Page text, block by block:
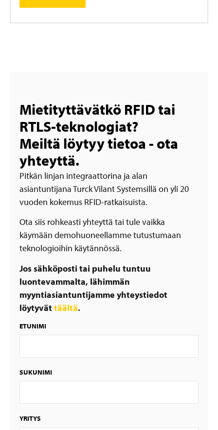
Mietityttävätkö RFID tai
RTLS-teknologiat?
Meiltä löytyy tietoa - ota
yhteyttä.
Pitkän linjan integraattorina ja alan
asiantuntijana Turck Vilant Systemsillä on yli 20
vuoden kokemus RFID-ratkaisuista.
Ota siis rohkeasti yhteyttä tai tule vaikka
käymään demohuoneellamme tutustumaan
teknologioihin käytännössä.
Jos sähköposti tai puhelu tuntuu
luontevammalta, lähimmän
myyntiasiantuntijamme yhteystiedot
löytyvättäältä.
ETUNIMI
SUKUNIMI
YRITYS